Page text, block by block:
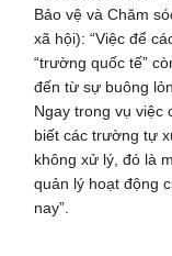
Bảo vệ và Chăm
xã hội): “Việc để
“trường quốc tế”
đến từ sự buông
Ngay trong vụ việc
biết các trường tự
không xử lý, đó là
quản lý hoạt động
nay”.